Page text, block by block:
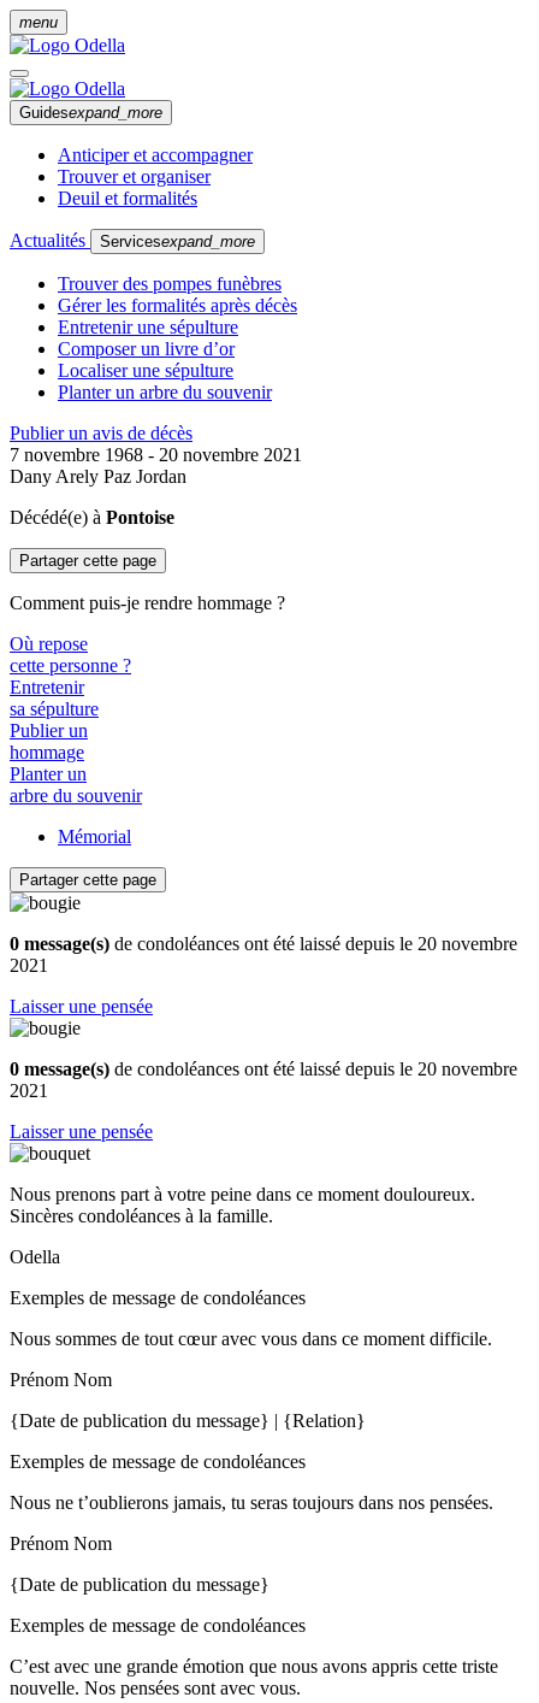
menu
Guidesexpand_more
Anticiper et accompagner
Trouver et organiser
Deuil et formalités
Actualités Servicesexpand_more
Trouver des pompes funèbres
Gérer les formalités après décès
Entretenir une sépulture
Composer un livre d’or
Localiser une sépulture
Planter un arbre du souvenir
Publier un avis de décès
7 novembre 1968 - 20 novembre 2021
Dany Arely Paz Jordan
Décédé(e) à Pontoise
Partager cette page
Comment puis-je rendre hommage ?
Où repose
cette personne ?
Entretenir
sa sépulture
Publier un
hommage
Planter un
arbre du souvenir
Mémorial
Partager cette page
0 message(s) de condoléances ont été laissé depuis le 20 novembre
2021
Laisser une pensée
0 message(s) de condoléances ont été laissé depuis le 20 novembre
2021
Laisser une pensée
Nous prenons part à votre peine dans ce moment douloureux.
Sincères condoléances à la famille.
Odella
Exemples de message de condoléances
Nous sommes de tout cœur avec vous dans ce moment difficile.
Prénom Nom
{Date de publication du message} | {Relation}
Exemples de message de condoléances
Nous ne t’oublierons jamais, tu seras toujours dans nos pensées.
Prénom Nom
{Date de publication du message}
Exemples de message de condoléances
C’est avec une grande émotion que nous avons appris cette triste
nouvelle. Nos pensées sont avec vous.